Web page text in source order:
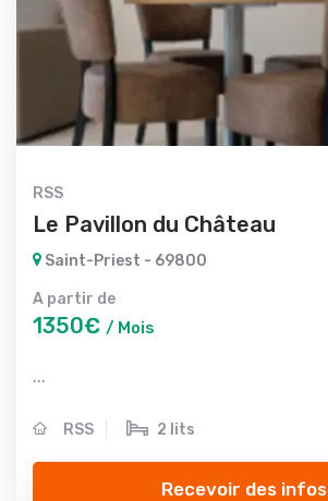
RSS
Le Pavillon du Château
Saint-Priest - 69800
A partir de
1350€ / Mois
...
RSS 2 lits
Recevoir des infos